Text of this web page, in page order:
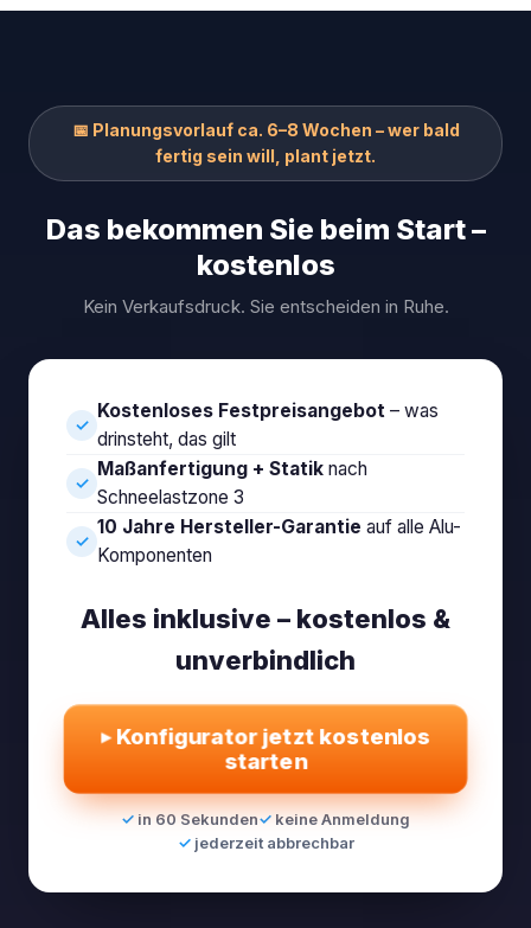
📅 Planungsvorlauf ca. 6–8 Wochen – wer bald
fertig sein will, plant jetzt.
Das bekommen Sie beim Start –
kostenlos
Kein Verkaufsdruck. Sie entscheiden in Ruhe.
✓
Kostenloses Festpreisangebot – was
drinsteht, das gilt
✓
Maßanfertigung + Statik nach
Schneelastzone 3
✓
10 Jahre Hersteller-Garantie auf alle Alu-
Komponenten
Alles inklusive – kostenlos &
unverbindlich
▸Konfigurator jetzt kostenlos
starten
in 60 Sekunden
keine Anmeldung
jederzeit abbrechbar